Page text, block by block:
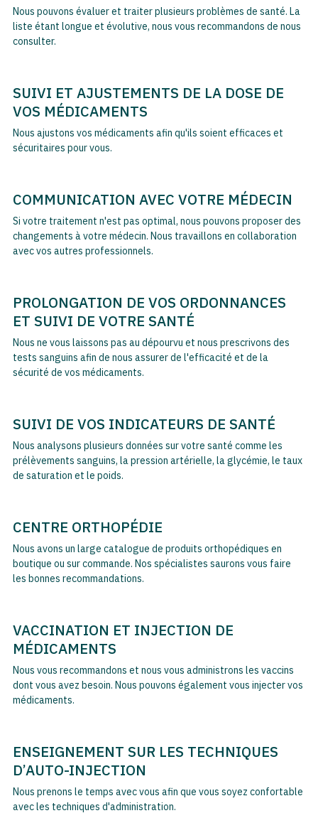
Nous pouvons évaluer et traiter plusieurs problèmes de santé. La
liste étant longue et évolutive, nous vous recommandons de nous
consulter.
SUIVI ET AJUSTEMENTS DE LA DOSE DE
VOS MÉDICAMENTS
Nous ajustons vos médicaments afin qu'ils soient efficaces et
sécuritaires pour vous.
COMMUNICATION AVEC VOTRE MÉDECIN
Si votre traitement n'est pas optimal, nous pouvons proposer des
changements à votre médecin. Nous travaillons en collaboration
avec vos autres professionnels.
PROLONGATION DE VOS ORDONNANCES
ET SUIVI DE VOTRE SANTÉ
Nous ne vous laissons pas au dépourvu et nous prescrivons des
tests sanguins afin de nous assurer de l'efficacité et de la
sécurité de vos médicaments.
SUIVI DE VOS INDICATEURS DE SANTÉ
Nous analysons plusieurs données sur votre santé comme les
prélèvements sanguins, la pression artérielle, la glycémie, le taux
de saturation et le poids.
CENTRE ORTHOPÉDIE
Nous avons un large catalogue de produits orthopédiques en
boutique ou sur commande. Nos spécialistes saurons vous faire
les bonnes recommandations.
VACCINATION ET INJECTION DE
MÉDICAMENTS
Nous vous recommandons et nous vous administrons les vaccins
dont vous avez besoin. Nous pouvons également vous injecter vos
médicaments.
ENSEIGNEMENT SUR LES TECHNIQUES
D’AUTO-INJECTION
Nous prenons le temps avec vous afin que vous soyez confortable
avec les techniques d'administration.